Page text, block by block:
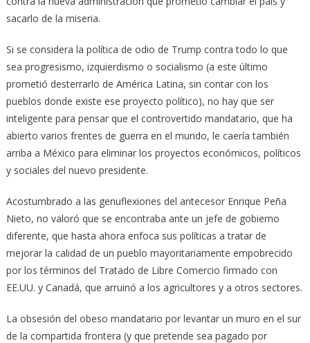
sacarlo de la miseria.
Si se considera la política de odio de Trump contra todo lo que
sea progresismo, izquierdismo o socialismo (a este último
prometió desterrarlo de América Latina, sin contar con los
pueblos donde existe ese proyecto político), no hay que ser
inteligente para pensar que el controvertido mandatario, que ha
abierto varios frentes de guerra en el mundo, le caería también
arriba a México para eliminar los proyectos económicos, políticos
y sociales del nuevo presidente.
Acostumbrado a las genuflexiones del antecesor Enrique Peña
Nieto, no valoró que se encontraba ante un jefe de gobierno
diferente, que hasta ahora enfoca sus políticas a tratar de
mejorar la calidad de un pueblo mayoritariamente empobrecido
por los términos del Tratado de Libre Comercio firmado con
EE.UU. y Canadá, que arruinó a los agricultores y a otros sectores.
La obsesión del obeso mandatario por levantar un muro en el sur
de la compartida frontera (y que pretende sea pagado por